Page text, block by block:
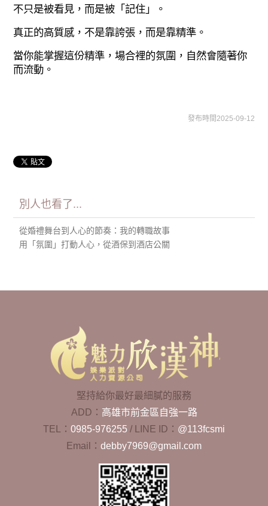
不只是被看見，而是被「記住」。
真正的高質感，不是靠誇張，而是靠精準。
當你能掌握這份精準，場合裡的氛圍，自然會隨著你
而流動。
發布時間2025-09-12
別人也看了...
從婚禮舞台到人心的節奏：我的轉職故事
用「氛圍」打動人心，從酒保到酒店公關
堅持給你最好最細膩的服務
ADD： 高雄市前金區自強一路
TEL： 0985-976255 / LINE ID： @113fcsmi
Email： debby7969@gmail.com